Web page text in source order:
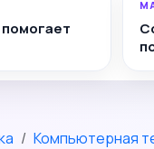
Компьютерная